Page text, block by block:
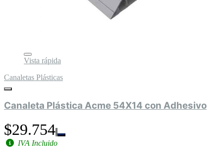
Vista rápida
Canaletas Plásticas
Canaleta Plástica Acme 54X14 con Adhesivo
$29.754
IVA Incluido